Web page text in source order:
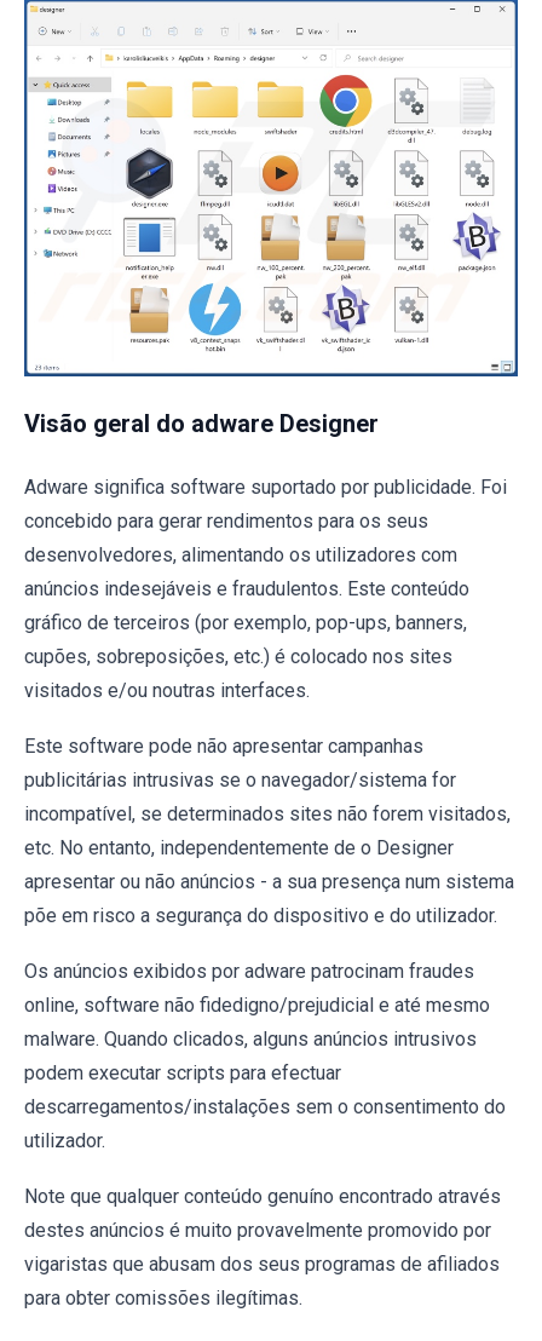
Visão geral do adware Designer
Adware significa software suportado por publicidade. Foi
concebido para gerar rendimentos para os seus
desenvolvedores, alimentando os utilizadores com
anúncios indesejáveis e fraudulentos. Este conteúdo
gráfico de terceiros (por exemplo, pop-ups, banners,
cupões, sobreposições, etc.) é colocado nos sites
visitados e/ou noutras interfaces.
Este software pode não apresentar campanhas
publicitárias intrusivas se o navegador/sistema for
incompatível, se determinados sites não forem visitados,
etc. No entanto, independentemente de o Designer
apresentar ou não anúncios - a sua presença num sistema
põe em risco a segurança do dispositivo e do utilizador.
Os anúncios exibidos por adware patrocinam fraudes
online, software não fidedigno/prejudicial e até mesmo
malware. Quando clicados, alguns anúncios intrusivos
podem executar scripts para efectuar
descarregamentos/instalações sem o consentimento do
utilizador.
Note que qualquer conteúdo genuíno encontrado através
destes anúncios é muito provavelmente promovido por
vigaristas que abusam dos seus programas de afiliados
para obter comissões ilegítimas.